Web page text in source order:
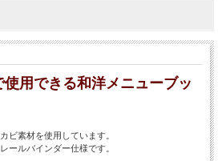
用できる和洋メニューブッ
ビ素材を使用しています。
ールバインダー仕様です。